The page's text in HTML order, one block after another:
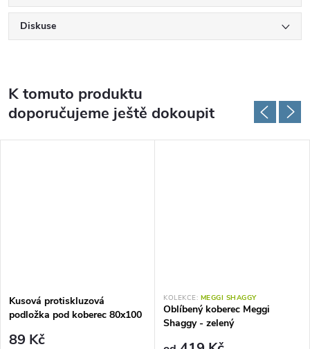
Diskuse
K tomuto produktu
doporučujeme ještě dokoupit
Kusová protiskluzová
podložka pod koberec 80x100
89 Kč
KOLEKCE: MEGGI SHAGGY
Oblíbený koberec Meggi
Shaggy - zelený